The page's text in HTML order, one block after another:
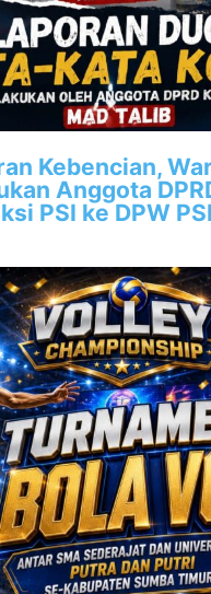
Kebencian,
Anggota
PSI ke DPW PSI